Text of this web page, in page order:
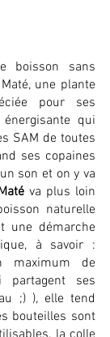
boisson sans
une plante
pour ses
qui
SAM de toutes
ses copaines
son et on y va
va plus loin
naturelle
une démarche
à savoir :
maximum de
partagent ses
;) ), elle tend
bouteilles sont